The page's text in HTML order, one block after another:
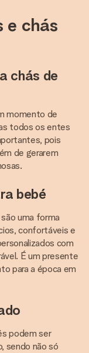
e chás
chás de
momento de
todos os entes
pois
de gerarem
bebé
uma forma
confortáveis e
com
É um presente
para a época em
podem ser
sendo não só